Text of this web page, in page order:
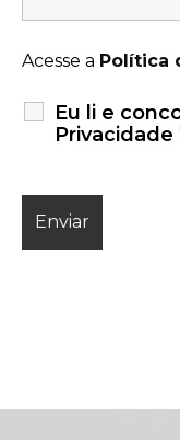
Acesse a Política
Eu li e
Privacidade